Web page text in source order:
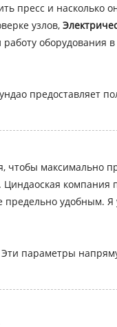
пресс и
узлов,
оборудования
предоставляет
максимально
удобным.
параметры